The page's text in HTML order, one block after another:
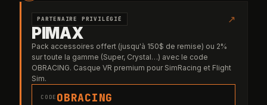
PARTENAIRE PRIVILÉGIÉ ↗
PIMAX
Pack accessoires offert (jusqu'à 150$ de remise) ou 2%
sur toute la gamme (Super, Crystal…) avec le code
OBRACING. Casque VR premium pour SimRacing et Flight
Sim.
CODE OBRACING